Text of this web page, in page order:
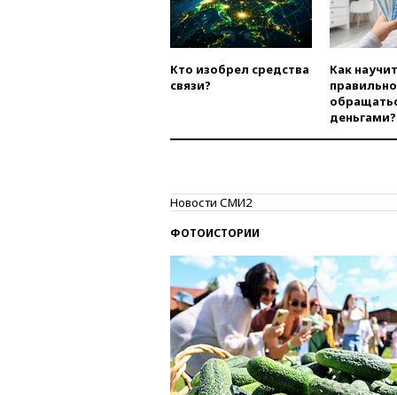
Кто изобрел средства
связи?
Как
правильно
деньгами?
Новости СМИ2
ФОТОИСТОРИИ